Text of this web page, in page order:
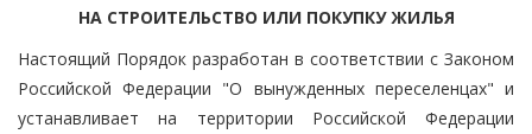
НА СТРОИТЕЛЬСТВО ИЛИ ПОКУПКУ ЖИЛЬЯ
Настоящий Порядок разработан в соответствии с Законом
Российской Федерации "О вынужденных переселенцах" и
устанавливает на территории Российской Федерации